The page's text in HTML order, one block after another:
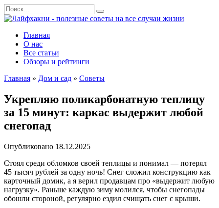
Перейти
к
содержанию
Search
for:
Главная
О нас
Все статьи
Обзоры и рейтинги
Главная » Дом и сад » Советы
Укрепляю поликарбонатную теплицу
за 15 минут: каркас выдержит любой
снегопад
Опубликовано 18.12.2025
Стоял среди обломков своей теплицы и понимал — потерял
45 тысяч рублей за одну ночь! Снег сложил конструкцию как
карточный домик, а я верил продавцам про «выдержит любую
нагрузку». Раньше каждую зиму молился, чтобы снегопады
обошли стороной, регулярно ездил счищать снег с крыши.